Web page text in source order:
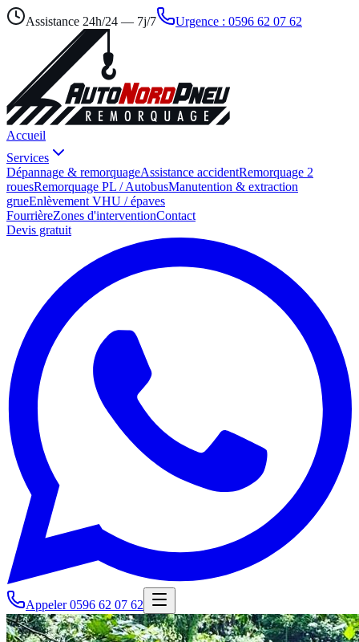
Assistance 24h/24 — 7j/7 Urgence : 0596 62 07 62
Accueil
Services
Dépannage & remorquageAssistance accidentRemorquage 2
rouesRemorquage PL / AutobusManutention & extraction
grueEnlèvement VHU / épaves
FourrièreZones d'interventionContact
Devis gratuit
Appeler0596 62 07 62